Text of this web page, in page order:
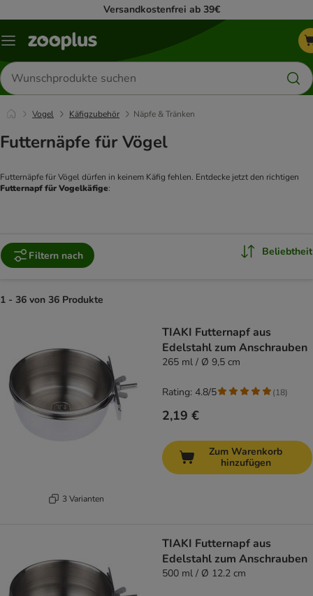
Versandkostenfrei ab 39€
Menü
Produkte
suchen
Vogel Käfigzubehör Näpfe & Tränken
Futternäpfe für Vögel
Futternapf für Vogelkäfige
Filtern nach Beliebtheit
1 - 36 von 36 Produkte
3 Varianten
TIAKI Futternapf aus
Edelstahl zum Anschrauben
265 ml / Ø 9,5 cm
2,19 €
Rating: 4.8/5 (18)
Zum Warenkorb
hinzufügen
TIAKI Futternapf aus
Edelstahl zum Anschrauben
500 ml / Ø 12.2 cm